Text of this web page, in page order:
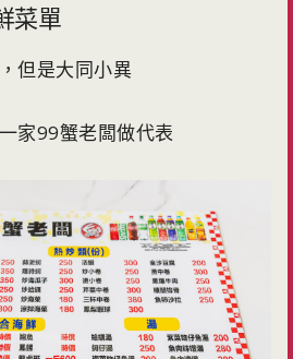
菜單
但是大同小異
家99蟹老闆做代表